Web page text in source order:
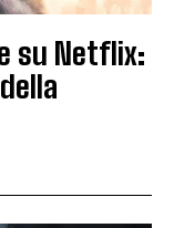
su Netflix: